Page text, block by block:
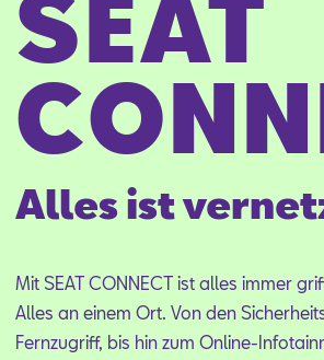
SEAT
Alles ist
Mit SEAT CON­NECT ist al­les im­mer
Al­les an ei­nem Ort. Von den
Fern­zu­griff, bis hin zum On­line-